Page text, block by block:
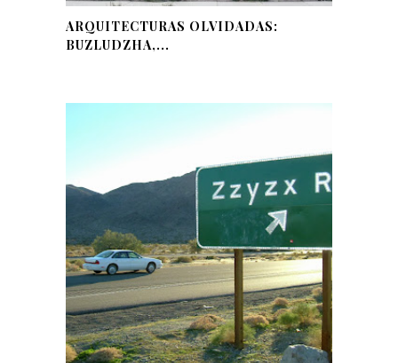
ARQUITECTURAS OLVIDADAS:
BUZLUDZHA,...